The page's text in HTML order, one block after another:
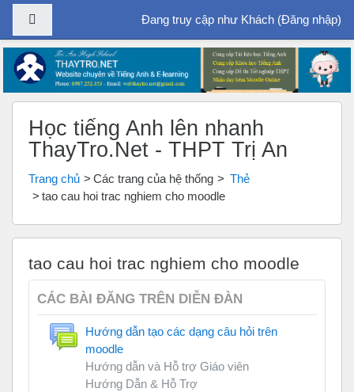
Chuyển tới nội dung chính
Bảng điều khiển cạnhĐang truy cập như Khách (Đăng nhập)
Học tiếng Anh lên nhanh
ThayTro.Net - THPT Trị An
Trang chủ Các trang của hệ thống
Thẻ
tao cau hoi trac nghiem cho moodle
tao cau hoi trac nghiem cho moodle
CÁC BÀI ĐĂNG TRÊN DIỄN ĐÀN
Hướng dẫn tạo các dạng câu hỏi trên
moodle
Hướng dẫn và Hỗ trợ Giáo viên
Hướng Dẫn & Hỗ Trợ